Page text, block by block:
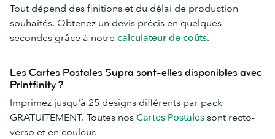
Tout dépend des finitions et du délai de production
souhaités. Obtenez un devis précis en quelques
secondes grâce à notre calculateur de coûts.
Les Cartes Postales Supra sont-elles disponibles avec
Printfinity ?
Imprimez jusqu'à 25 designs différents par pack
GRATUITEMENT. Toutes nos Cartes Postales sont recto-
verso et en couleur.